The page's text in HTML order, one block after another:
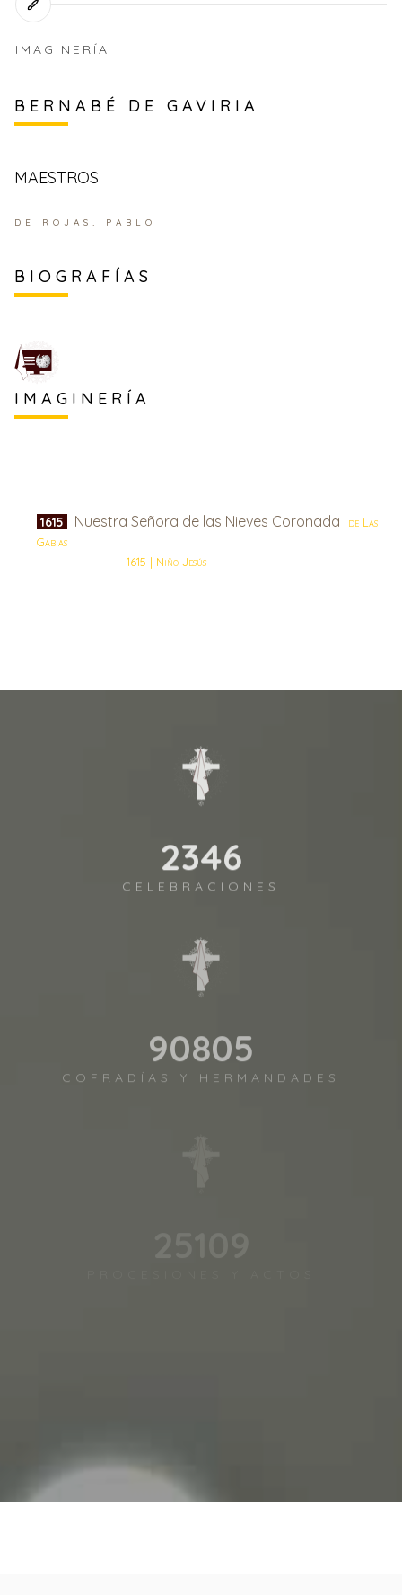
IMAGINERÍA
BERNABÉ DE GAVIRIA
MAESTROS
DE ROJAS, PABLO
BIOGRAFÍAS
IMAGINERÍA
1615 Nuestra Señora de las Nieves Coronada
de Las
Gabias
1615 | Niño Jesús
2541
CELEBRACIONES
98372